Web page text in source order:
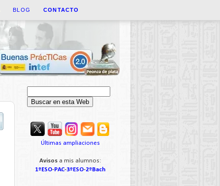
BLOG CONTACTO
Últimas ampliaciones
Avisos a mis alumnos:
1ºESO-PAC-3ºESO-2ºBach